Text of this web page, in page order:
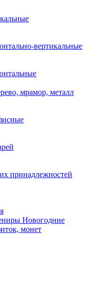
вертикальные
мрамор, металл
принадлежностей
Новогодние
монет